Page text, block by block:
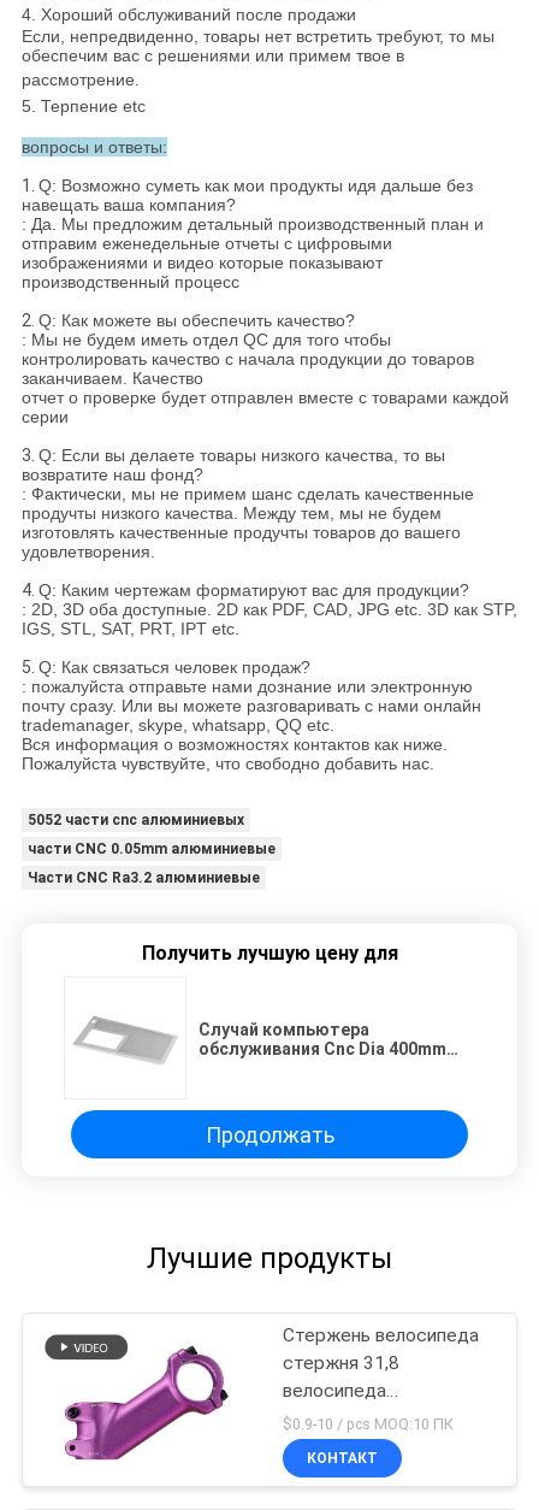
4. Хороший обслуживаний после продажи
Если, непредвиденно, товары нет встретить требуют, то мы
обеспечим вас с решениями или примем твое в
рассмотрение.
5. Терпение etc
вопросы и ответы:
1. Q: Возможно суметь как мои продукты идя дальше без
навещать ваша компания?
: Да. Мы предложим детальный производственный план и
отправим еженедельные отчеты с цифровыми
изображениями и видео которые показывают
производственный процесс
2. Q: Как можете вы обеспечить качество?
: Мы не будем иметь отдел QC для того чтобы
контролировать качество с начала продукции до товаров
заканчиваем. Качество
отчет о проверке будет отправлен вместе с товарами каждой
серии
3. Q: Если вы делаете товары низкого качества, то вы
возвратите наш фонд?
: Фактически, мы не примем шанс сделать качественные
продучты низкого качества. Между тем, мы не будем
изготовлять качественные продучты товаров до вашего
удовлетворения.
4. Q: Каким чертежам форматируют вас для продукции?
: 2D, 3D оба доступные. 2D как PDF, CAD, JPG etc. 3D как STP,
IGS, STL, SAT, PRT, IPT etc.
5. Q: Как связаться человек продаж?
: пожалуйста отправьте нами дознание или электронную
почту сразу. Или вы можете разговаривать с нами онлайн
trademanager, skype, whatsapp, QQ etc.
Вся информация о возможностях контактов как ниже.
Пожалуйста чувствуйте, что свободно добавить нас.
5052 части cnc алюминиевых
части CNC 0.05mm алюминиевые
Части CNC Ra3.2 алюминиевые
Получить лучшую цену для
Случай компьютера
обслуживания Cnc Dia 400mm
обработке
Продолжать
Лучшие продукты
Стержень велосипеда
стержня 31,8
велосипеда
наполнитель рослости
Handlebar 35 градусов
$0.9-10 / pcs MOQ:10 ПК
КОНТАКТ